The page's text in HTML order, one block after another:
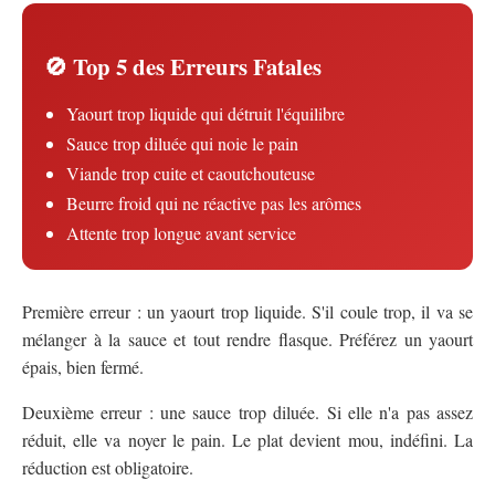
🚫 Top 5 des Erreurs Fatales
Yaourt trop liquide qui détruit l'équilibre
Sauce trop diluée qui noie le pain
Viande trop cuite et caoutchouteuse
Beurre froid qui ne réactive pas les arômes
Attente trop longue avant service
Première erreur : un yaourt trop liquide. S'il coule trop, il va se
mélanger à la sauce et tout rendre flasque. Préférez un yaourt
épais, bien fermé.
Deuxième erreur : une sauce trop diluée. Si elle n'a pas assez
réduit, elle va noyer le pain. Le plat devient mou, indéfini. La
réduction est obligatoire.